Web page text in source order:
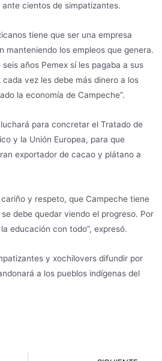
cientos de simpatizantes.
tiene que ser una empresa
manteniendo los empleos que genera.
años Pemex sí les pagaba a sus
vez les debe más dinero a los
la economía de Campeche”.
para concretar el Tratado de
y la Unión Europea, para que
exportador de cacao y plátano a
y respeto, que Campeche tiene
debe quedar viendo el progreso. Por
educación con todo”, expresó.
y xochilovers difundir por
a los pueblos indígenas del